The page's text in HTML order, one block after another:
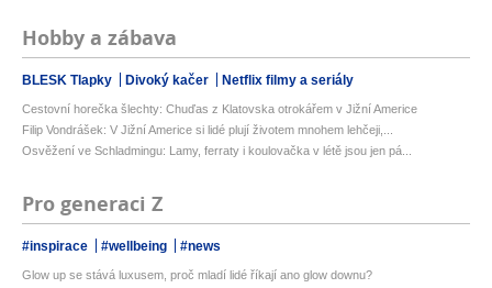
Hobby a zábava
BLESK Tlapky Divoký kačer Netflix filmy a seriály
Cestovní horečka šlechty: Chuďas z Klatovska otrokářem v Jižní Americe
Filip Vondrášek: V Jižní Americe si lidé plují životem mnohem lehčeji,...
Osvěžení ve Schladmingu: Lamy, ferraty i koulovačka v létě jsou jen pá...
Pro generaci Z
#inspirace #wellbeing #news
Glow up se stává luxusem, proč mladí lidé říkají ano glow downu?